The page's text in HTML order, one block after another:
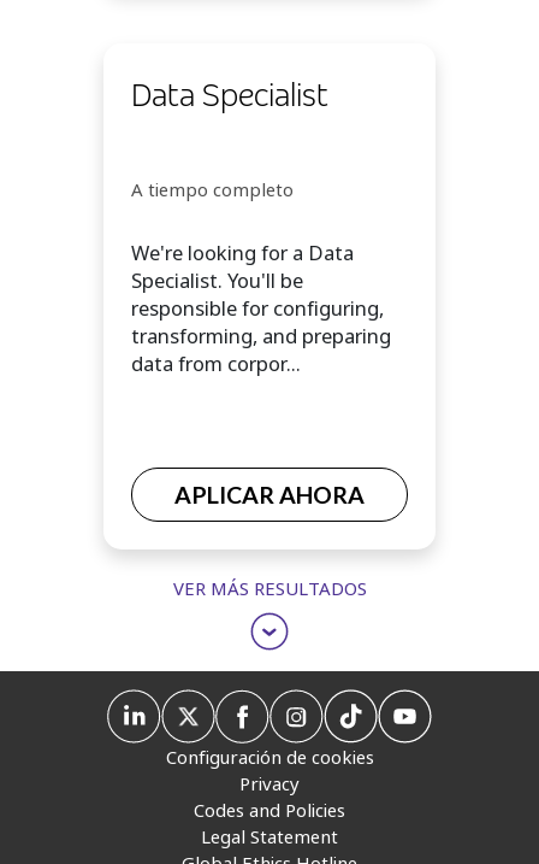
Data Specialist
A tiempo completo
We're looking for a Data
Specialist. You'll be
responsible for configuring,
transforming, and preparing
data from corpor...
APLICAR AHORA
VER MÁS RESULTADOS
Configuración de cookies
Privacy
Codes and Policies
Legal Statement